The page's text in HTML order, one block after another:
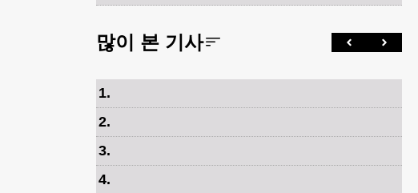
많이 본 기사
1.
2.
3.
4.